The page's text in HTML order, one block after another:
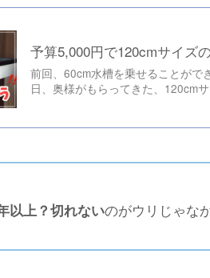
予算5,000円で120cmサイズ
前回、60cm水槽を乗せることがで
日、奥様がもらってきた、120cm
以上？切れないのがウリじゃ